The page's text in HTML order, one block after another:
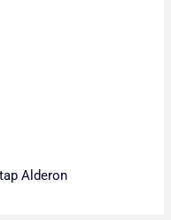
Alderon